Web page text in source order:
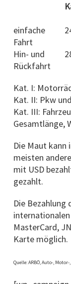
einfache
Fahrt
Hin- und
Rückfahrt
Kat. I:
Kat. II: Pkw
Kat. III:
Gesamtlänge,
Die Maut kann
meisten
mit USD
gezahlt.
Die
MasterCard,
Karte möglich.
Quelle: ARBÖ, Auto-,